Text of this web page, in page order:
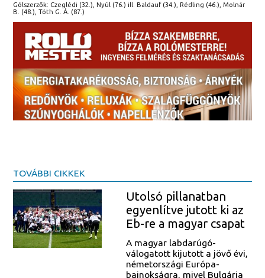
Gólszerzők: Czeglédi (32.), Nyúl (76.) ill. Baldauf (34.), Rédling (46.), Molnár
B. (48.), Tóth G. Á. (87.)
TOVÁBBI CIKKEK
Utolsó pillanatban
egyenlítve jutott ki az
Eb-re a magyar csapat
A magyar labdarúgó-
válogatott kijutott a jövő évi,
németországi Európa-
bajnokságra, mivel Bulgária